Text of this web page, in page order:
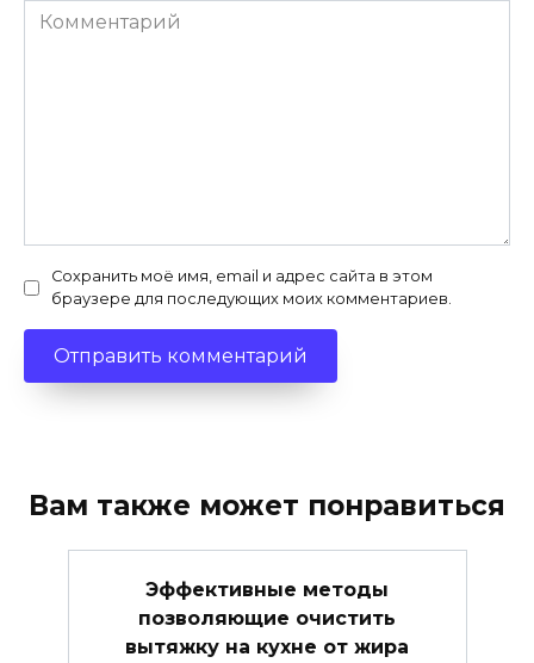
Комментарий
Сохранить моё имя, email и адрес сайта в этом
браузере для последующих моих комментариев.
Вам также может понравиться
Эффективные методы
позволяющие очистить
вытяжку на кухне от жира